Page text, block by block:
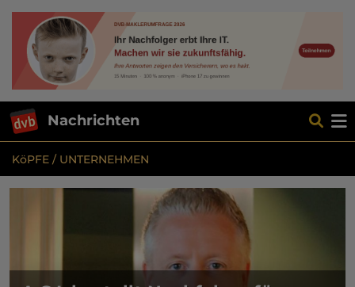
Nachrichten
KöPFE / UNTERNEHMEN